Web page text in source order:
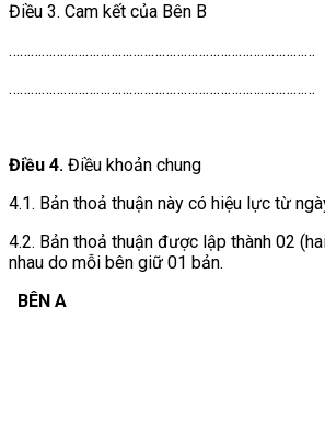
Điều 3. Cam kết của Bên B
…………………………………………………………………………
…………………………………………………………………………
Điều 4. Điều khoản chung
4.1. Bản thoả thuận này có hiệu lực từ
4.2. Bản thoả thuận được lập thành 02
nhau do mỗi bên giữ 01 bản.
BÊN A